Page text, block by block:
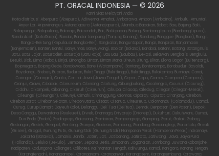
PT. ORACAL INDONESIA — © 2026
Kami Siap Melayani Anda
Kota distribusi: Aberpura (Abepura), Adiwerna, Amahai, Ambarawa, Ambon (Amboina), Ambulu, Amuntai,
Anyer Lor, Arjawinangun, Astanajapura (Astanajapuro), Atambua Babakan, Babat, Bae, Bajeng, Baki,
Balaipungut, Balapulang, Balaraja, Baleendah, Bali, Balikpapan, Balung, Bambanglipuro (Bambang Lipuro),
Banda Aceh (Kota Radja), Bandar, Bandar Lampung (Tanjung Karang), Bandung, Banggae (Bangkae), Bangil,
Bangka-Belitung (Kepulauan Bangka-Bel), Bangkalan, Banguntapan, Banjar, Banjaran, Banjarmasin
(Banjermasin), Banten, Bantul, Banyumas, Banyuwangi, Baolan (Bolano), Barabai, Batam, Batang, Batang Kuis,
Batu, Batu Jajar, Baturaden, Baturaja (Batu Raja), Bau Bau (Baubau), Bekasi, Belawan, Bengkalis, Bengkulu,
Besuki, Biak, Bima (Raba), Binjai, Binongko, Bintan, Bintan Utara, Bireun, Bitung, Blitar, Blora, Bogor (Buitenzorg),
Bojonegoro, Bojong Gede, Bondowoso, Bone (Watampone), Bontang, Bontonompo, Borobudur, Boyolali,
Boyolangu, Brebes, Buaran, Buduran, Bukit Tinggi (Bukittinggi), Bukittinggi, Bulakamba, Bumiayu Candi,
Caringan (Caringin), Carita, Central Java (Jawa Tengah), Ceper, Cepu, Ciamis, Ciampea (Campea),
Cianjur, Ciawi, Cibadak, Cibeureum, Cibinong, Cibitung, Cibungbulang, Cicalengka, Cicuruk (Cicurug),
Cidahu, Cikampek, Cikarang, Cikeruh (Cikeuruh), Cikupa, Cilacap, Ciledug, Cilegon (Cilegon-Merak),
Cileungsi (Cileungsir), Cileunyi, Cimahi, Cimanggung, Ciomas, Ciparay, Ciputat, Ciranjang, Cirebon,
Cirebon Barat, Cirebon Selatan, Cirebon Utara, Cisaat, Cisarua, Citeureup, Colomandu (Colomadu), Comal,
Curug, Curup Dampit, Dayeuh Kolot, Delanggu, Deli Tua (Delitua), Demak, Denpasar (Den Pasar), Depok,
Desa Canggu, Dewantara (Reuleuet), Diwek, Dramaga, Driyorejo (Driorejo), Dukuhturi, Dukuhwaru, Dumai,
Duri Ende (Endeh) Gadingrejo, Galesong, Gambiran, Gampengrejo, Gamping, Garut, Gatak, Gebog,
Gedangan, Gedek, Gempol, Genteng, Gianyar, Godean, Gombong, Gondang, Gondanglegi, Gorontalo, Gresik
(Grisee), Grogol, Gunung Putri, Gunung Stoli (Gunung Sitoli) Hamparan Perak (Hamperan Perak) Indramayu
Jakarta (Batavia), Jamanis, Jambi, Jaten, Jati, Jatibarang, Jatiroto, Jatiwangi, Java, Jaya Pura
(Hollandia), Jeluko (Jekulo), Jember, Jepara, Jetis, Jimbaran, Jogonalan, Jombang, Juwana Kabanjahe,
Kadipaten, Kadungora, Kalianget, Kalikotes, Kalimantan Tengah, Kaliwungu, Kamal, Kanigoro, Karang Tengah
(Karangtengah), Karangampel, Karanganom, Karanganyar, Karangasem, Karangsembung, Karawang